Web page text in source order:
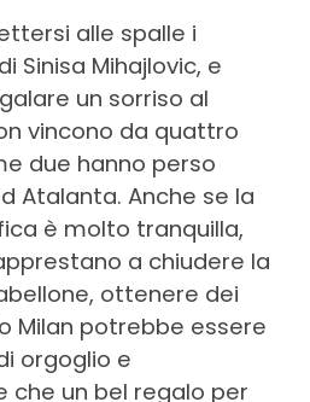
alle spalle i
Sinisa Mihajlovic, e
un sorriso al
vincono da quattro
due hanno perso
Atalanta. Anche se la
è molto tranquilla,
a chiudere la
ottenere dei
Milan potrebbe essere
orgoglio e
che un bel regalo per